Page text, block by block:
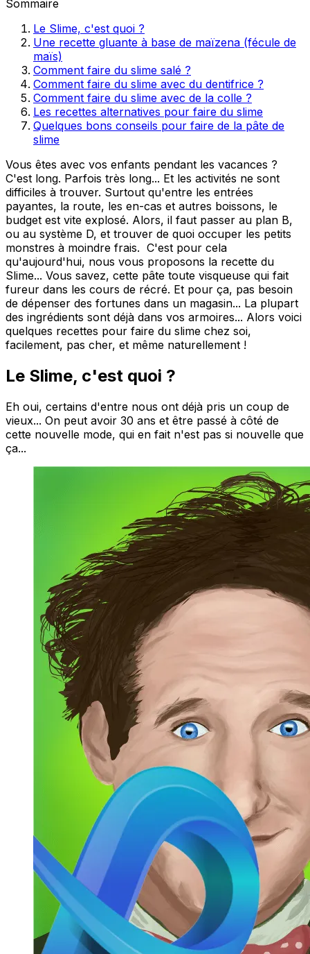
Sommaire
Le Slime, c'est quoi ?
Une recette gluante à base de maïzena (fécule de
maïs)
Comment faire du slime salé ?
Comment faire du slime avec du dentifrice ?
Comment faire du slime avec de la colle ?
Les recettes alternatives pour faire du slime
Quelques bons conseils pour faire de la pâte de
slime
Vous êtes avec vos enfants pendant les vacances ?
C'est long. Parfois très long... Et les activités ne sont
difficiles à trouver. Surtout qu'entre les entrées
payantes, la route, les en-cas et autres boissons, le
budget est vite explosé. Alors, il faut passer au plan B,
ou au système D, et trouver de quoi occuper les petits
monstres à moindre frais. C'est pour cela
qu'aujourd'hui, nous vous proposons la recette du
Slime... Vous savez, cette pâte toute visqueuse qui fait
fureur dans les cours de récré. Et pour ça, pas besoin
de dépenser des fortunes dans un magasin... La plupart
des ingrédients sont déjà dans vos armoires... Alors voici
quelques recettes pour faire du slime chez soi,
facilement, pas cher, et même naturellement !
Le Slime, c'est quoi ?
Eh oui, certains d'entre nous ont déjà pris un coup de
vieux... On peut avoir 30 ans et être passé à côté de
cette nouvelle mode, qui en fait n'est pas si nouvelle que
ça...